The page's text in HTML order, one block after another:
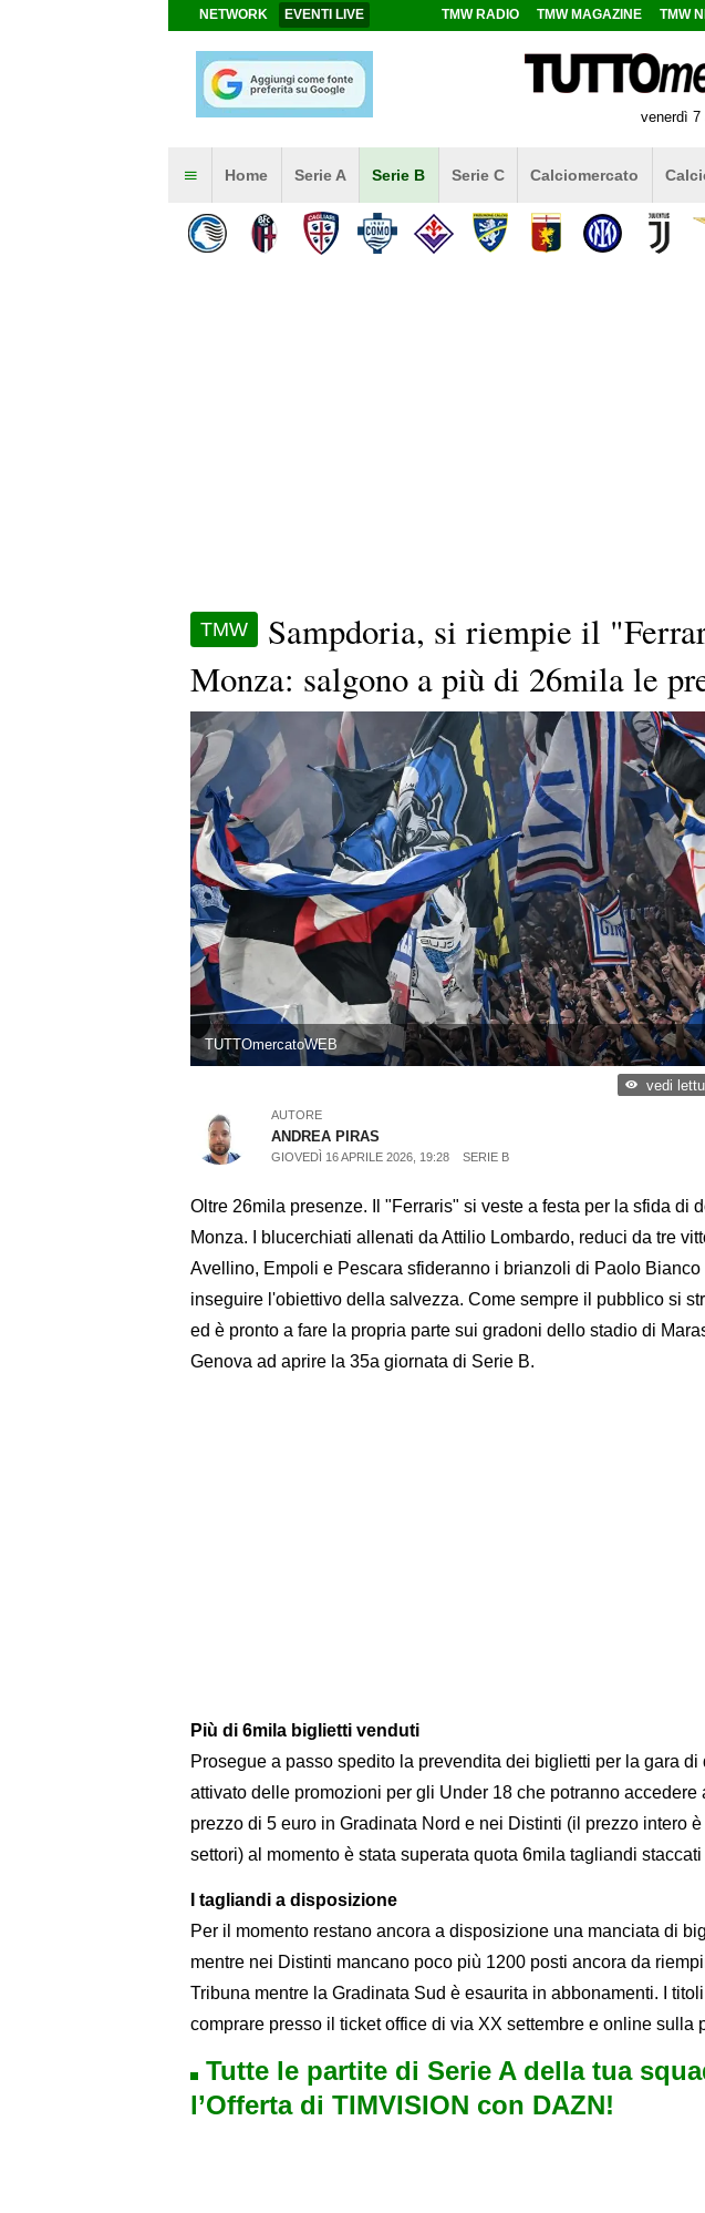
NETWORK EVENTI LIVE TMW RADIO TMW MAGAZINE TMW
venerdì 7
Home Serie A Serie B Serie C Calciomercato
TMW
Sampdoria, si riempie il
Monza: salgono a più di 26mila le
TUTTOmercatoWEB
vedi
AUTORE
ANDREA PIRAS
GIOVEDÌ 16 APRILE 2026, 19:28 SERIE B
Oltre 26mila presenze. Il "Ferraris" si veste a festa per la sfida di
Monza. I blucerchiati allenati da Attilio Lombardo, reduci da tre
Avellino, Empoli e Pescara sfideranno i brianzoli di Paolo Bianco
inseguire l'obiettivo della salvezza. Come sempre il pubblico si
ed è pronto a fare la propria parte sui gradoni dello stadio di
Genova ad aprire la 35a giornata di Serie B.
Più di 6mila biglietti venduti
Prosegue a passo spedito la prevendita dei biglietti per la gara
attivato delle promozioni per gli Under 18 che potranno accedere
prezzo di 5 euro in Gradinata Nord e nei Distinti (il prezzo intero
settori) al momento è stata superata quota 6mila tagliandi
I tagliandi a disposizione
Per il momento restano ancora a disposizione una manciata di
mentre nei Distinti mancano poco più 1200 posti ancora da
Tribuna mentre la Gradinata Sud è esaurita in abbonamenti. I
comprare presso il ticket office di via XX settembre e online sulla
Tutte le partite di Serie A della tua
l’Offerta di TIMVISION con DAZN!